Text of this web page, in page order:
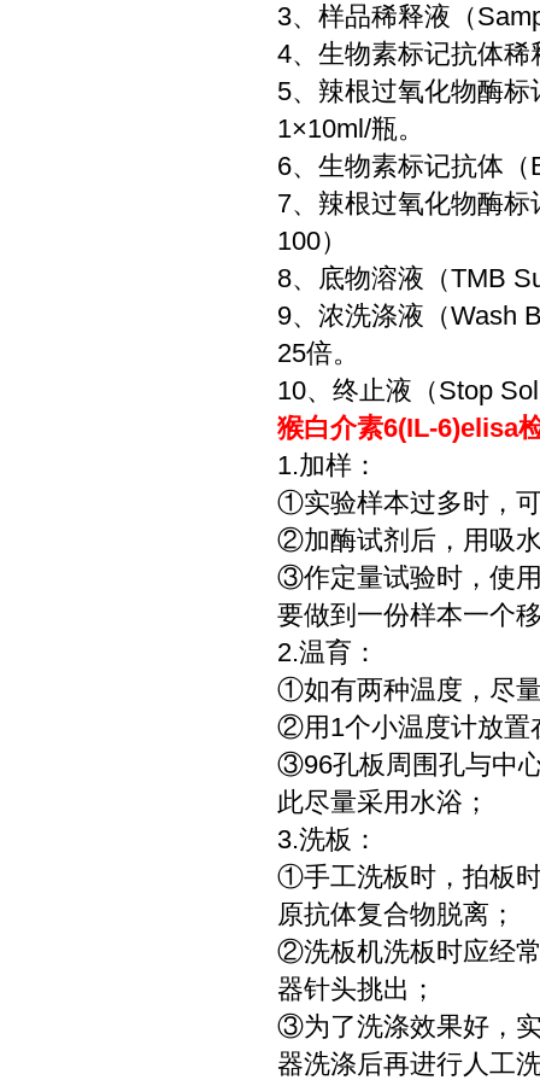
3、样品稀释液（
4、生物素标记抗体
5、辣根过氧化物酶
1×10ml/瓶。
6、生物素标记抗体
7、辣根过氧化物酶
100）
8、底物溶液（TMB
9、浓洗涤液（Wash
25倍。
10、终止液（Stop
猴白介素6(IL-6)elisa
1.加样：
①实验样本过多时，
②加酶试剂后，用吸
③作定量试验时，使
要做到一份样本一个
2.温育：
①如有两种温度，尽
②用1个小温度计放置
③96孔板周围孔与中
此尽量采用水浴；
3.洗板：
①手工洗板时，拍板
原抗体复合物脱离；
②洗板机洗板时应经
器针头挑出；
③为了洗涤效果好，
器洗涤后再进行人工